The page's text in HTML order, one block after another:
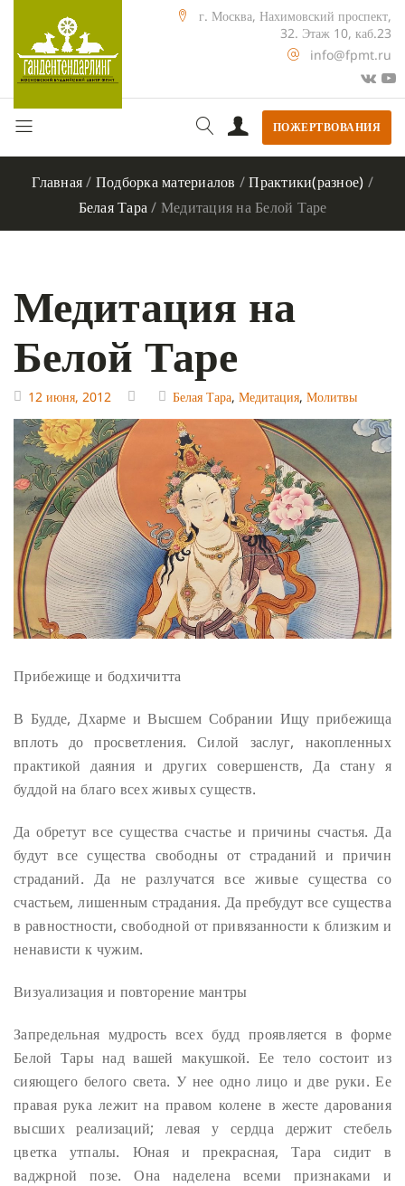
г. Москва, Нахимовский проспект,
32. Этаж 10, каб.23
info@fpmt.ru
ПОЖЕРТВОВАНИЯ
Главная/ Подборка материалов /Практики(разное) /
Белая Тара/ Медитация на Белой Таре
Медитация на
Белой Таре
12 июня, 2012 Белая Тара, Медитация, Молитвы
Прибежище и бодхичитта
В Будде, Дхарме и Высшем Собрании Ищу прибежища
вплоть до просветления. Силой заслуг, накопленных
практикой даяния и других совершенств, Да стану я
буддой на благо всех живых существ.
Да обретут все существа счастье и причины счастья. Да
будут все существа свободны от страданий и причин
страданий. Да не разлучатся все живые существа со
счастьем, лишенным страдания. Да пребудут все существа
в равностности, свободной от привязанности к близким и
ненависти к чужим.
Визуализация и повторение мантры
Запредельная мудрость всех будд проявляется в форме
Белой Тары над вашей макушкой. Ее тело состоит из
сияющего белого света. У нее одно лицо и две руки. Ее
правая рука лежит на правом колене в жесте дарования
высших реализаций; левая у сердца держит стебель
цветка утпалы. Юная и прекрасная, Тара сидит в
ваджрной позе. Она наделена всеми признаками и